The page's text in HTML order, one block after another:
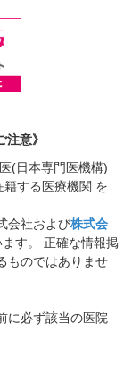
注意》
(日本専門医機構)
する医療機関 を
会社および株式会
す。 正確な情報掲
ものではありませ
に必ず該当の医院